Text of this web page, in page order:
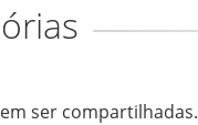
ser compartilhadas.